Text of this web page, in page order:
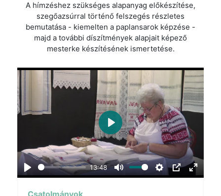
A hímzéshez szükséges alapanyag előkészítése,
szegőazsúrral történő felszegés részletes
bemutatása - kiemelten a paplansarok képzése -
majd a további díszítmények alapjait képező
mesterke készítésének ismertetése.
Play
13:48
Mute Settings
PIP Enter
Play
Csatolmányok